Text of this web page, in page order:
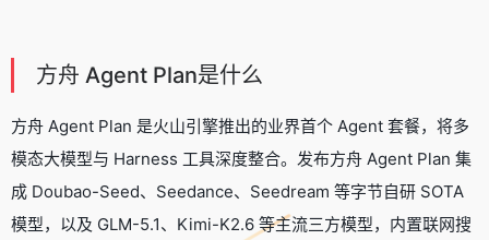
方舟 Agent Plan是什么
方舟 Agent Plan 是火山引擎推出的业界首个 Agent 套餐，将多
模态大模型与 Harness 工具深度整合。发布方舟 Agent Plan 集
成 Doubao-Seed、Seedance、Seedream 等字节自研 SOTA
模型，以及 GLM-5.1、 Kimi-K2.6 等主流三方模型，内置联网搜